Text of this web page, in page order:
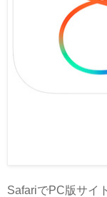
SafariでPC版サイ